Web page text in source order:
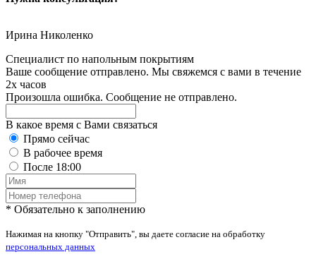
Ирина Николенко
Специалист по напольным покрытиям
Ваше сообщение отправлено. Мы свяжемся с вами в течение
2х часов
Произошла ошибка. Сообщение не отправлено.
В какое время с Вами связаться
Прямо сейчас
В рабочее время
После 18:00
* Обязательно к заполнению
Нажимая на кнопку "Отправить", вы даете согласие на обработку
персональных данных